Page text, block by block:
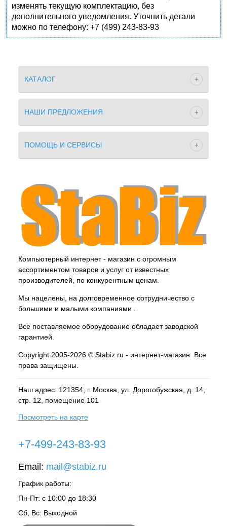
изменять текущую комплектацию, без
дополнительного уведомления. Уточнить детали
можно по телефону: +7 (499) 243-83-93
КАТАЛОГ
НАШИ ПРЕДЛОЖЕНИЯ
ПОМОЩЬ И СЕРВИСЫ
Компьютерный интернет - магазин с огромным
ассортиментом товаров и услуг от известных
производителей, по конкурентным ценам.
Мы нацелены, на долговременное сотрудничество с
большими и малыми компаниями .
Все поставляемое оборудование обладает заводской
гарантией.
Copyright 2005-2026 © Stabiz.ru - интернет-магазин. Все
права защищены.
Наш адрес: 121354, г. Москва , ул. Дорогобужская, д. 14,
стр. 12, помещение 101
Посмотреть на карте
+7-499-243-83-93
Email: mail@stabiz.ru
График работы:
Пн-Пт: с 10:00 до 18:30
Сб, Вс: Выходной